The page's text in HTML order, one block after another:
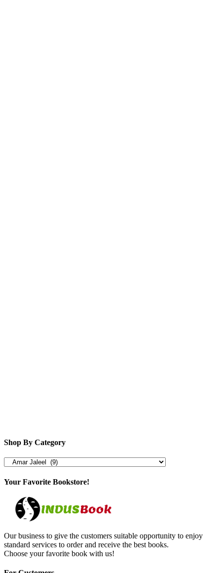
Shop By Category
Your Favorite Bookstore!
Our business to give the customers suitable opportunity to enjoy
standard services to order and receive the best books.
Choose your favorite book with us!